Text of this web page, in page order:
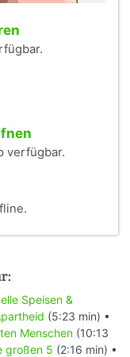
verfügbar.
Speisen &
(5:23 min) •
Menschen (10:13
großen 5 (2:16 min) •